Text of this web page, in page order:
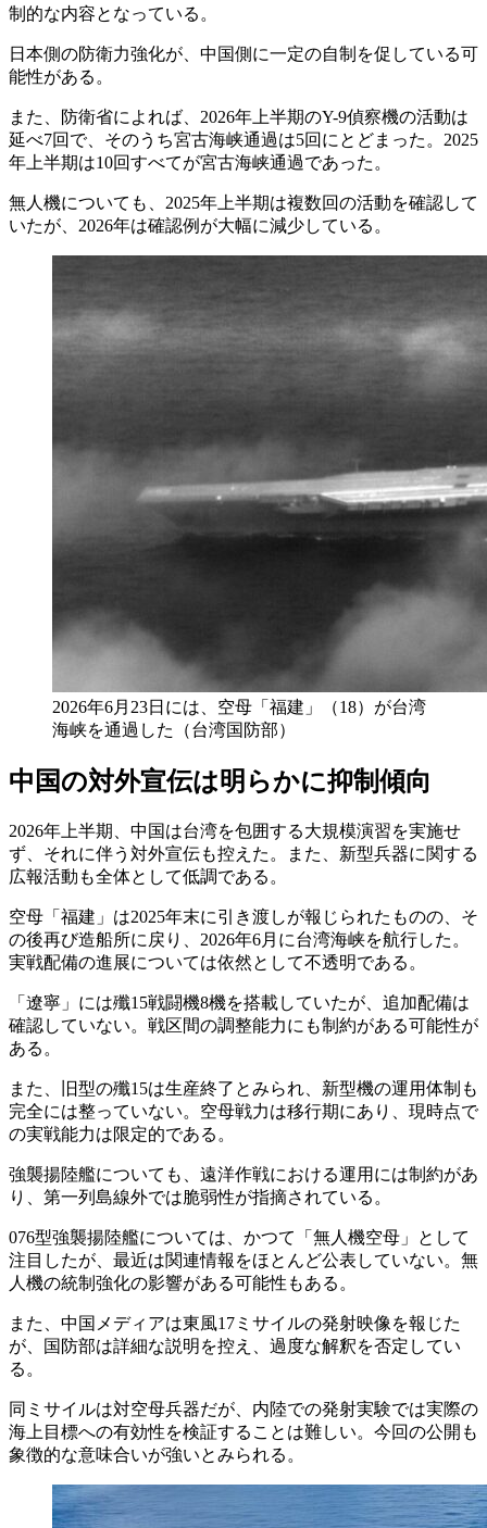
制的な内容となっている。
日本側の防衛力強化が、中国側に一定の自制を促している可
能性がある。
また、防衛省によれば、2026年上半期のY-9偵察機の活動は
延べ7回で、そのうち宮古海峡通過は5回にとどまった。2025
年上半期は10回すべてが宮古海峡通過であった。
無人機についても、2025年上半期は複数回の活動を確認して
いたが、2026年は確認例が大幅に減少している。
2026年6月23日には、空母「福建」（18）が台湾
海峡を通過した（台湾国防部）
中国の対外宣伝は明らかに抑制傾向
2026年上半期、中国は台湾を包囲する大規模演習を実施せ
ず、それに伴う対外宣伝も控えた。また、新型兵器に関する
広報活動も全体として低調である。
空母「福建」は2025年末に引き渡しが報じられたものの、そ
の後再び造船所に戻り、2026年6月に台湾海峡を航行した。
実戦配備の進展については依然として不透明である。
「遼寧」には殲15戦闘機8機を搭載していたが、追加配備は
確認していない。戦区間の調整能力にも制約がある可能性が
ある。
また、旧型の殲15は生産終了とみられ、新型機の運用体制も
完全には整っていない。空母戦力は移行期にあり、現時点で
の実戦能力は限定的である。
強襲揚陸艦についても、遠洋作戦における運用には制約があ
り、第一列島線外では脆弱性が指摘されている。
076型強襲揚陸艦については、かつて「無人機空母」として
注目したが、最近は関連情報をほとんど公表していない。無
人機の統制強化の影響がある可能性もある。
また、中国メディアは東風17ミサイルの発射映像を報じた
が、国防部は詳細な説明を控え、過度な解釈を否定してい
る。
同ミサイルは対空母兵器だが、内陸での発射実験では実際の
海上目標への有効性を検証することは難しい。今回の公開も
象徴的な意味合いが強いとみられる。